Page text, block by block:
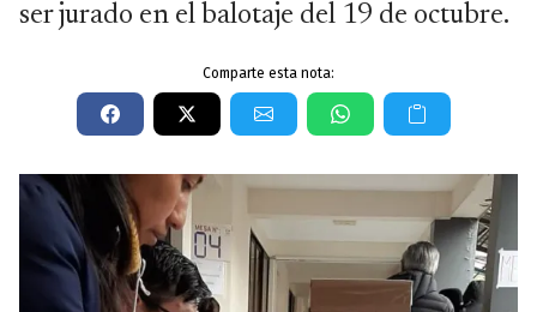
ser jurado en el balotaje del 19 de octubre.
Comparte esta nota: